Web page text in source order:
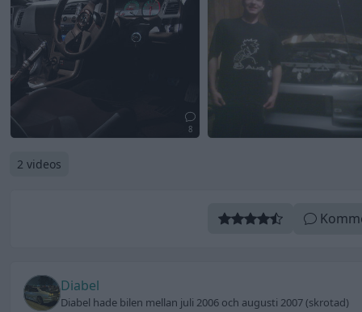
8
2 videos
Diabel
Diabel hade bilen mellan juli 2006 och augusti 2007 (skrotad)